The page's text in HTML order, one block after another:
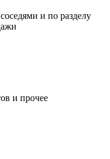
и по разделу
и прочее